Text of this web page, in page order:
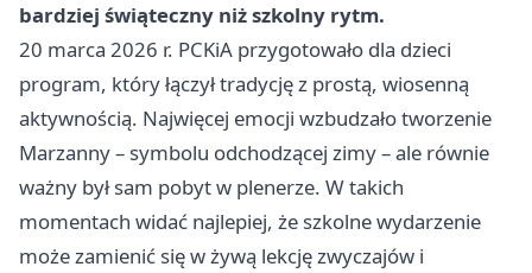
bardziej świąteczny niż szkolny rytm.
20 marca 2026 r. PCKiA przygotowało dla dzieci
program, który łączył tradycję z prostą, wiosenną
aktywnością. Najwięcej emocji wzbudzało tworzenie
Marzanny – symbolu odchodzącej zimy – ale równie
ważny był sam pobyt w plenerze. W takich
momentach widać najlepiej, że szkolne wydarzenie
może zamienić się w żywą lekcję zwyczajów i